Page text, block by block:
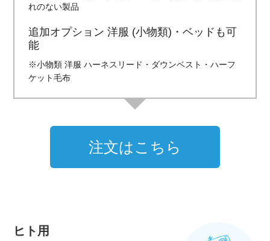
れのない製品
追加オプション 洋服 (小物類)・ベッドも可
能
※小物類 洋服 ハーネスリード・ダウンベスト・ハーフ
ケット毛布
注文はこちら
ヒト用